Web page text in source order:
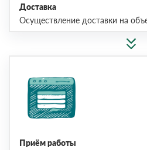
Доставка
Осуществление доставки на
Приём работы